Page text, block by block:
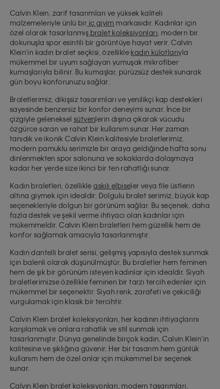
Calvin Klein, zarif tasarımları ve yüksek kaliteli
malzemeleriyle ünlü bir iç giyim markasıdır. Kadınlar için
özel olarak tasarlanmış bralet koleksiyonları modern bir
dokunuşla spor esintili bir görüntüye hayat verir. Calvin
Klein'in kadın bralet seçkisi, özellikle kadın külotlarıyla
mükemmel bir uyum sağlayan yumuşak mikrofiber
kumaşlarıyla bilinir. Bu kumaşlar, pürüzsüz destek sunarak
gün boyu konforunuzu sağlar
Braletlerimiz, dikişsiz tasarımları ve yenilikçi kap destekleri
sayesinde benzersiz bir konfor deneyimi sunar. İnce bir
çizgiyle gelenekselsütyenlerin dışına çıkarak vücudu
özgürce saran ve rahat bir kullanım sunar. Her zaman
tanıdık ve ikonik Calvin Klein kalitesiyle braletlerimiz,
modern pamuklu serimizle bir araya geldiğinde hafta sonu
dinlenmekten spor salonuna ve sokaklarda dolaşmaya
kadar her yerde size ikinci bir ten rahatlığı sunar.
Kadın braletleri, özellikleaskılı elbiseler veya file üstlerin
altına giymek için idealdir. Dolgulu bralet serimiz, büyük kap
seçenekleriyle dolgun bir görünüm sağlar. Bu seçenek, daha
fazla destek ve şekil verme ihtiyacı olan kadınlar için
mükemmeldir. Calvin Klein braletleri hem güzellik hem de
konfor sağlamak amacıyla tasarlanmıştır.
Kadın dantelli bralet serisi, gelişmiş yapısıyla destek sunmak
için balenli olarak düşünülmüştür. Bu braletler hem feminen
hem de şık bir görünüm isteyen kadınlar için idealdir. Siyah
braletlerimizse özellikle feminen bir tarzı tercih edenler için
mükemmel bir seçenektir. Siyah renk, zarafeti ve çekiciliği
vurgulamak için klasik bir tercihtir.
Calvin Klein bralet koleksiyonları, her kadının ihtiyaçlarını
karşılamak ve onlara rahatlık ve stil sunmak için
tasarlanmıştır. Dünya genelinde birçok kadın, Calvin Klein'in
kalitesine ve şıklığına güvenir. Her bir tasarım hem günlük
kullanım hem de özel anlar için mükemmel bir seçenek
sunar.
Calvin Klein bralet koleksiyonları, modern tasarımları,